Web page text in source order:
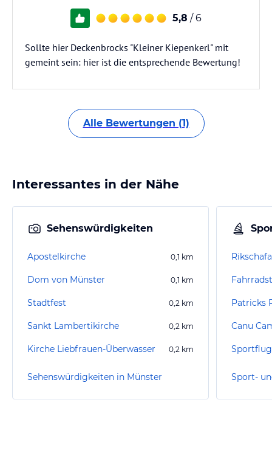
5,8 / 6
Sollte hier Deckenbrocks "Kleiner Kiepenkerl" mit
gemeint sein: hier ist die entsprechende Bewertung!
Alle Bewertungen (1)
Interessantes in der Nähe
Sehenswürdigkeiten
Apostelkirche 0,1 km
Dom von Münster 0,1 km
Stadtfest 0,2 km
Sankt Lambertikirche 0,2 km
Kirche Liebfrauen-Überwasser 0,2 km
Sehenswürdigkeiten in Münster
Patricks
Canu